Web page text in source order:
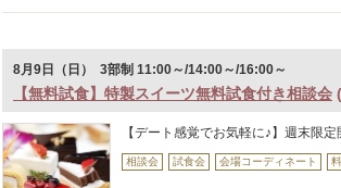
8月9日（日） 3部制 11:00～/14:00～/16:00～
【無料試食】特製スイーツ無料試食付き相談会 (
【デート感覚でお気軽に♪】週末限
相談会 試食会 会場コーディネート